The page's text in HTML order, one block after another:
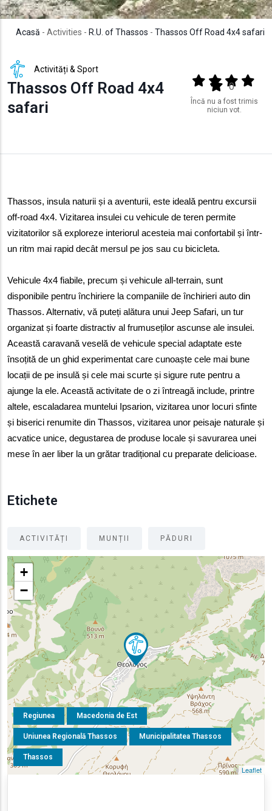
Acasă - Activities - R.U. of Thassos - Thassos Off Road 4x4 safari
Activități & Sport
Thassos Off Road 4x4
safari
Output format
(star)(star)(star)
(star)
0
Încă nu a fost trimis
niciun vot.
Thassos, insula naturii și a aventurii, este ideală pentru excursii
off-road 4x4. Vizitarea insulei cu vehicule de teren permite
vizitatorilor să exploreze interiorul acesteia mai confortabil și într-
un ritm mai rapid decât mersul pe jos sau cu bicicleta.
Vehicule 4x4 fiabile, precum și vehicule all-terrain, sunt
disponibile pentru închiriere la companiile de închirieri auto din
Thassos. Alternativ, vă puteți alătura unui Jeep Safari, un tur
organizat și foarte distractiv al frumuseților ascunse ale insulei.
Această caravană veselă de vehicule special adaptate este
însoțită de un ghid experimentat care cunoaște cele mai bune
locații de pe insulă și cele mai scurte și sigure rute pentru a
ajunge la ele. Această activitate de o zi întreagă include, printre
altele, escaladarea muntelui Ipsarion, vizitarea unor locuri sfinte
și biserici renumite din Thassos, vizitarea unor peisaje naturale și
acvatice unice, degustarea de produse locale și savurarea unei
mese în aer liber la un grătar tradițional cu preparate delicioase.
Etichete
ACTIVITĂȚI MUNȚII PĂDURI
Regiunea Macedonia de Est
Uniunea Regională Thassos Municipalitatea Thassos
Thassos
+
−
Leaflet